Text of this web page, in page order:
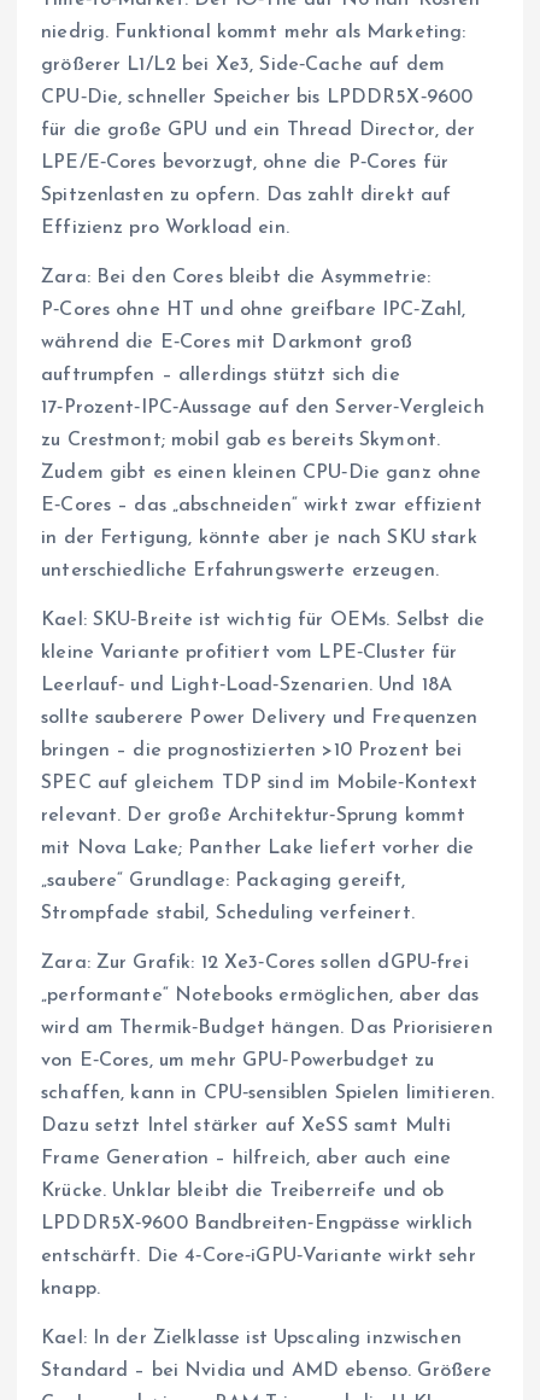
niedrig. Funktional kommt mehr als Marketing:
größerer L1/L2 bei Xe3, Side‑Cache auf dem
CPU‑Die, schneller Speicher bis LPDDR5X‑9600
für die große GPU und ein Thread Director, der
LPE/E‑Cores bevorzugt, ohne die P‑Cores für
Spitzenlasten zu opfern. Das zahlt direkt auf
Effizienz pro Workload ein.
Zara: Bei den Cores bleibt die Asymmetrie:
P‑Cores ohne HT und ohne greifbare IPC‑Zahl,
während die E‑Cores mit Darkmont groß
auftrumpfen – allerdings stützt sich die
17‑Prozent‑IPC‑Aussage auf den Server‑Vergleich
zu Crestmont; mobil gab es bereits Skymont.
Zudem gibt es einen kleinen CPU‑Die ganz ohne
E‑Cores – das „abschneiden“ wirkt zwar effizient
in der Fertigung, könnte aber je nach SKU stark
unterschiedliche Erfahrungswerte erzeugen.
Kael: SKU‑Breite ist wichtig für OEMs. Selbst die
kleine Variante profitiert vom LPE‑Cluster für
Leerlauf‑ und Light‑Load‑Szenarien. Und 18A
sollte sauberere Power Delivery und Frequenzen
bringen – die prognostizierten >10 Prozent bei
SPEC auf gleichem TDP sind im Mobile‑Kontext
relevant. Der große Architektur‑Sprung kommt
mit Nova Lake; Panther Lake liefert vorher die
„saubere“ Grundlage: Packaging gereift,
Strompfade stabil, Scheduling verfeinert.
Zara: Zur Grafik: 12 Xe3‑Cores sollen dGPU‑frei
„performante“ Notebooks ermöglichen, aber das
wird am Thermik‑Budget hängen. Das Priorisieren
von E‑Cores, um mehr GPU‑Powerbudget zu
schaffen, kann in CPU‑sensiblen Spielen limitieren.
Dazu setzt Intel stärker auf XeSS samt Multi
Frame Generation – hilfreich, aber auch eine
Krücke. Unklar bleibt die Treiberreife und ob
LPDDR5X‑9600 Bandbreiten‑Engpässe wirklich
entschärft. Die 4‑Core‑iGPU‑Variante wirkt sehr
knapp.
Kael: In der Zielklasse ist Upscaling inzwischen
Standard – bei Nvidia und AMD ebenso. Größere